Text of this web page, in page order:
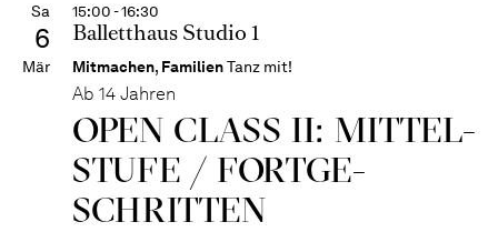
Sa
6
Mär
15:00 - 16:30
Balletthaus Studio 1
Mitmachen, FamilienTanz mit!
Ab 14 Jahren
OPEN CLASS II: MITTEL­
STUFE / FORT­GE­
SCHRITTEN